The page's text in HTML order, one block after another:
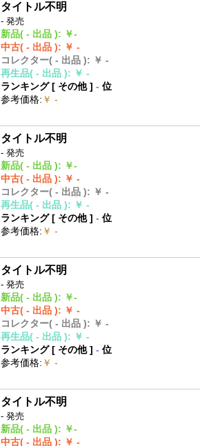
タイトル不明
- 発売
新品( - 出品 ): ￥-
中古( - 出品 ): ￥ -
コレクター( - 出品 ): ￥ -
再生品( - 出品 ): ￥ -
ランキング [ その他]- 位
参考価格: ￥ -
タイトル不明
- 発売
新品( - 出品 ): ￥-
中古( - 出品 ): ￥ -
コレクター( - 出品 ): ￥ -
再生品( - 出品 ): ￥ -
ランキング [ その他]- 位
参考価格: ￥ -
タイトル不明
- 発売
新品( - 出品 ): ￥-
中古( - 出品 ): ￥ -
コレクター( - 出品 ): ￥ -
再生品( - 出品 ): ￥ -
ランキング [ その他]- 位
参考価格: ￥ -
タイトル不明
- 発売
新品( - 出品 ): ￥-
中古( - 出品 ): ￥ -